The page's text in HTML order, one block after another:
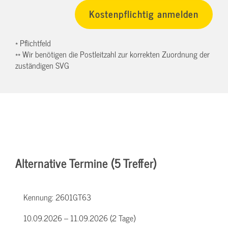
* Pflichtfeld
** Wir benötigen die Postleitzahl zur korrekten Zuordnung der
zuständigen SVG
Alternative Termine (5 Treffer)
Kennung:2601GT63
10.09.2026 – 11.09.2026 (2 Tage)